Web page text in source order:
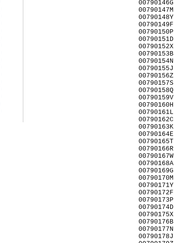
00790146G
00790147M
00790148Y
00790149F
00790150P
00790151D
00790152X
00790153B
00790154N
00790155J
00790156Z
00790157S
00790158Q
00790159V
00790160H
00790161L
00790162C
00790163K
00790164E
00790165T
00790166R
00790167W
00790168A
00790169G
00790170M
00790171Y
00790172F
00790173P
00790174D
00790175X
00790176B
00790177N
00790178J